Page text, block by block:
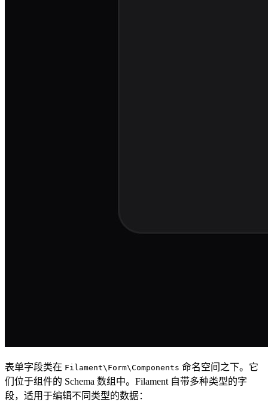
表单字段类在 Filament\Form\Components 命名空间之下。它
们位于组件的 Schema 数组中。Filament 自带多种类型的字
段，适用于编辑不同类型的数据：